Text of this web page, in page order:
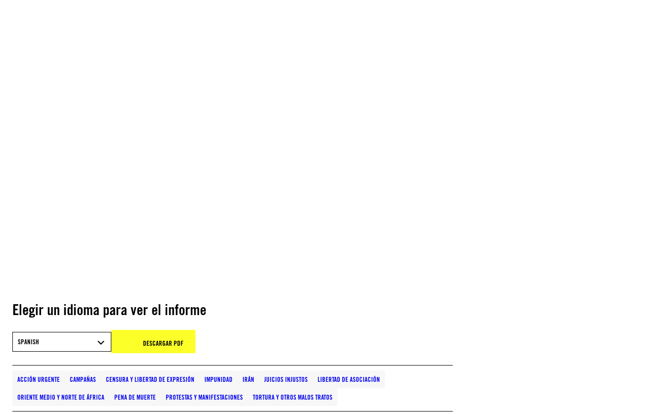
Elegir un idioma para ver el informe
SPANISH DESCARGAR PDF
ACCIÓN URGENTE CAMPAÑAS CENSURA Y LIBERTAD DE EXPRESIÓN IMPUNIDAD IRÁN JUICIOS INJUSTOS LIBERTAD DE ASOCIACIÓN
ORIENTE MEDIO Y NORTE DE ÁFRICA PENA DE MUERTE PROTESTAS Y MANIFESTACIONES TORTURA Y OTROS MALOS TRATOS